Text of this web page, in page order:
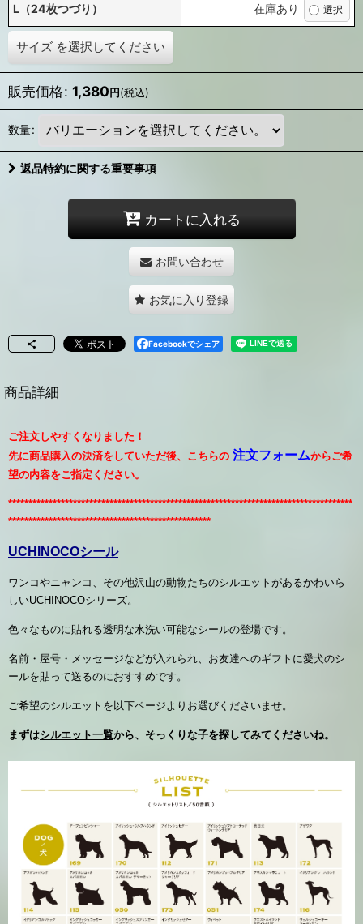
L（24枚つづり） 在庫あり
サイズ を選択してください
販売価格: 1,380円(税込)
数量:
返品特約に関する重要事項
カートに入れる
お問い合わせ
お気に入り登録
Facebookでシェア
商品詳細
ご注文しやすくなりました！
先に商品購入の決済をしていただ後、こちらの 注文フォームからご希
望の内容をご指定ください。
*************************************************************************************
**************************************************
UCHINOCOシール
ワンコやニャンコ、その他沢山の動物たちのシルエットがあるかわいら
しいUCHINOCOシリーズ。
色々なものに貼れる透明な水洗い可能なシールの登場です。
名前・屋号・メッセージなどが入れられ、 お友達へのギフトに愛犬のシ
ールを貼って送るのにおすすめです。
ご希望のシルエットを以下ページよりお選びくださいませ。
まずはシルエット一覧から、そっくりな子を探してみてくださいね。